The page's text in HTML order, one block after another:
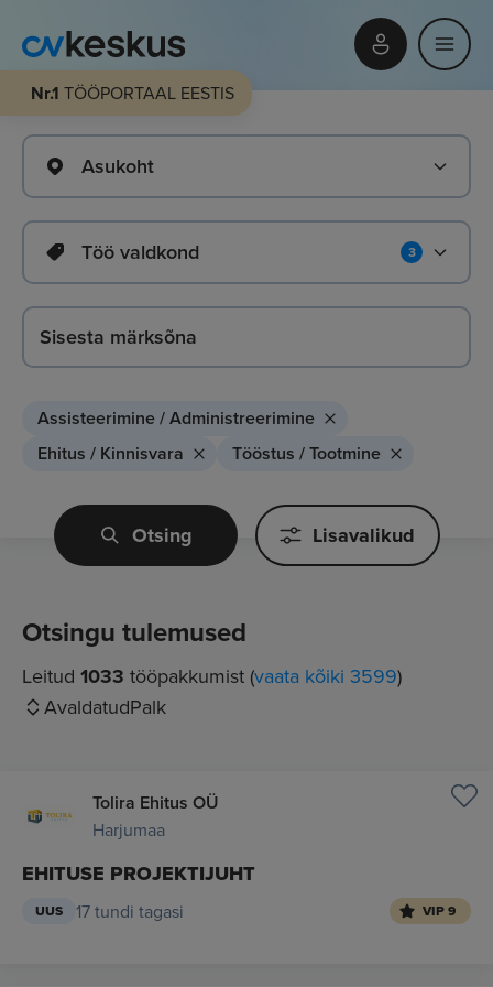
Nr.1 TÖÖPORTAAL EESTIS
Asukoht
Töö valdkond 3
Assisteerimine / Administreerimine
Ehitus / Kinnisvara
Tööstus / Tootmine
Otsing Lisavalikud
Otsingu tulemused
Leitud 1033 tööpakkumist (vaata kõiki 3599)
AvaldatudPalk
Tolira Ehitus OÜ
Harjumaa
EHITUSE PROJEKTIJUHT
UUS 17 tundi tagasi VIP 9